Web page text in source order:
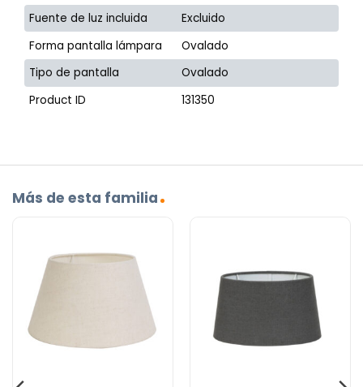
Fuente de luz incluida
Excluido
Forma pantalla lámpara
Ovalado
Tipo de pantalla
Ovalado
Product ID
131350
Más de esta familia